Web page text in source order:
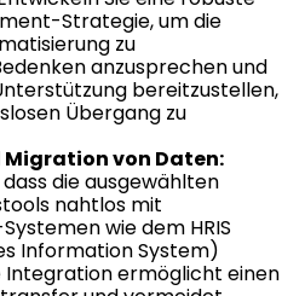
Strategie, um die
zu
anzusprechen und
bereitzustellen,
Übergang zu
von Daten:
die ausgewählten
nahtlos mit
wie dem HRIS
Information System)
Integration ermöglicht einen